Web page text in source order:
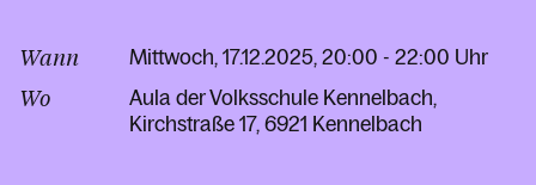
Wann Mittwoch, 17.12.2025, 20:00 - 22:00 Uhr
Wo
Aula der Volksschule Kennelbach
Kirchstraße 17 6921 Kennelbach